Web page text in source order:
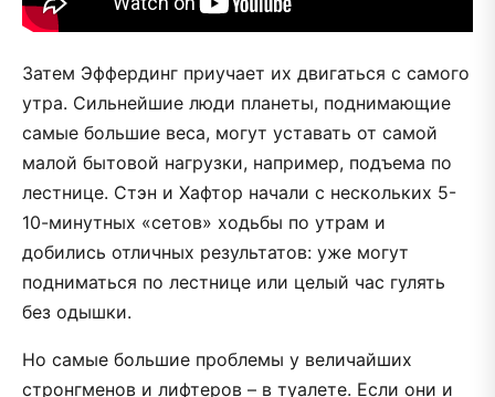
Затем Эффердинг приучает их двигаться с самого
утра. Сильнейшие люди планеты, поднимающие
самые большие веса, могут уставать от самой
малой бытовой нагрузки, например, подъема по
лестнице. Стэн и Хафтор начали с нескольких 5-
10-минутных «сетов» ходьбы по утрам и
добились отличных результатов: уже могут
подниматься по лестнице или целый час гулять
без одышки.
Но самые большие проблемы у величайших
стронгменов и лифтеров – в туалете. Если они и